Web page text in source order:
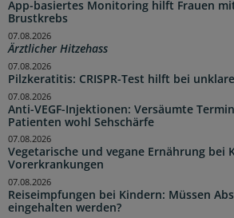
App-basiertes Monitoring hilft Frauen
Brustkrebs
Ärztlicher Hitzehass
07.08.2026
Pilzkeratitis: CRISPR-Test hilft bei
07.08.2026
Anti-VEGF-Injektionen: Versäumte
Patienten wohl Sehschärfe
07.08.2026
Vegetarische und vegane Ernährung bei
Vorerkrankungen
07.08.2026
Reiseimpfungen bei Kindern: Müssen
eingehalten werden?
07.08.2026